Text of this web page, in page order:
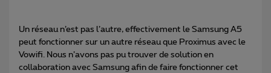
Un réseau n’est pas l’autre, effectivement le Samsung A5
peut fonctionner sur un autre réseau que Proximus avec le
Vowifi. Nous n’avons pas pu trouver de solution en
collaboration avec Samsung afin de faire fonctionner cet